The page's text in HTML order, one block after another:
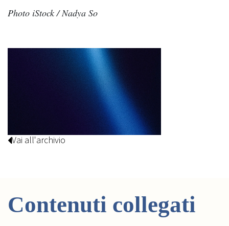
Photo iStock / Nadya So
Vai all'archivio
Contenuti collegati